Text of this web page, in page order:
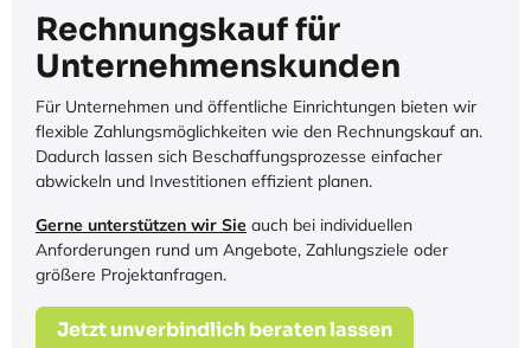
Perfekt für Einsteiger
449,00€*
jetzt entdecken
Rechnungskauf für
Unternehmenskunden